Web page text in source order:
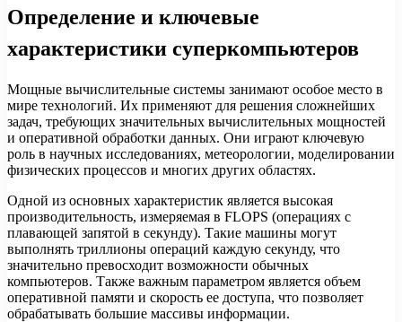
Определение и ключевые
характеристики суперкомпьютеров
Мощные вычислительные системы занимают особое место в
мире технологий. Их применяют для решения сложнейших
задач, требующих значительных вычислительных мощностей
и оперативной обработки данных. Они играют ключевую
роль в научных исследованиях, метеорологии, моделировании
физических процессов и многих других областях.
Одной из основных характеристик является высокая
производительность, измеряемая в FLOPS (операциях с
плавающей запятой в секунду). Такие машины могут
выполнять триллионы операций каждую секунду, что
значительно превосходит возможности обычных
компьютеров. Также важным параметром является объем
оперативной памяти и скорость ее доступа, что позволяет
обрабатывать большие массивы информации.